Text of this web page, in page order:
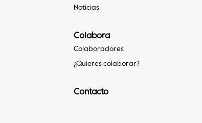
Noticias
Colabora
Colaboradores
¿Quieres colaborar?
Contacto